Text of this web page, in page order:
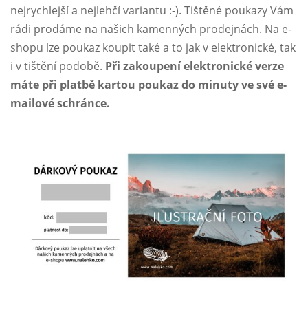
nejrychlejší a nejlehčí variantu :-). Tištěné poukazy Vám
rádi prodáme na našich kamenných prodejnách. Na e-
shopu lze poukaz koupit také a to jak v elektronické, tak
i v tištění podobě. Při zakoupení elektronické verze
máte při platbě kartou poukaz do minuty ve své e-
mailové schránce.